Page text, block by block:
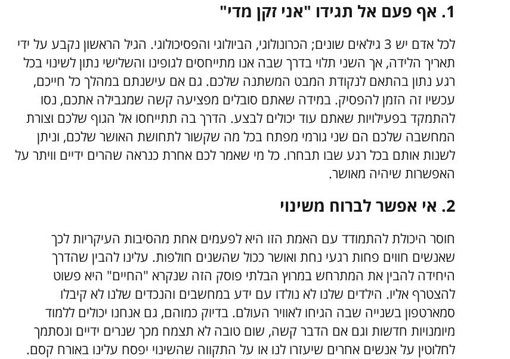
1. אף פעם אל תגידו "אני זקן מדי"
לכל אדם יש 3 גילאים שונים; הכרונולוגי, הביולוגי והפסיכולוגי. הגיל הראשון נקבע על ידי
תאריך הלידה, אך השני תלוי בדרך שבה אנו מתייחסים לגופינו והשלישי נתון לשינוי בכל
רגע נתון בהתאם לנקודת המבט המשתנה שלכם. גם אם עישנתם במהלך כל חייכם,
עכשיו זה הזמן להפסיק. במידה שאתם סובלים מפציעה קשה שמגבילה אתכם, נסו
להתמקד בפעילויות שאתם עוד יכולים לבצע. הדרך בה תתייחסו אל הגוף שלכם וצורת
המחשבה שלכם הם שני גורמי מפתח בכל מה שקשור לתחושת האושר שלכם, וניתן
לשנות אותם בכל רגע שבו תבחרו. כל מי שאמר לכם אחרת כנראה שהרים ידיים וויתר על
האפשרות שיהיה מאושר.
2. אי אפשר לברוח משינוי
חוסר היכולת להתמודד עם האמת הזו היא לפעמים אחת מהסיבות העיקריות לכך
שאנשים חווים פחות רגעי נחת ואושר ככול שהשנים חולפות. עלינו להבין שהדרך
היחידה להבין את המתרחש במרוץ הבלתי פוסק הזה שנקרא "החיים" היא פשוט
להצטרף אליו. הילדים שלנו לא נולדו עם ידע במחשבים והנכדים שלנו לא קיבלו
סמארטפון בשנייה שבה הגיחו לאוויר העולם. בדיוק כמוהם, גם אנחנו יכולים ללמוד
מיומנויות חדשות וגם אם הדבר קשה, שום טובה לא תצמח מכך שנרים ידיים ונסתמך
לחלוטין על אנשים אחרים שיעזרו לנו או על התקווה שהשינוי יפסח עלינו באורח קסם.